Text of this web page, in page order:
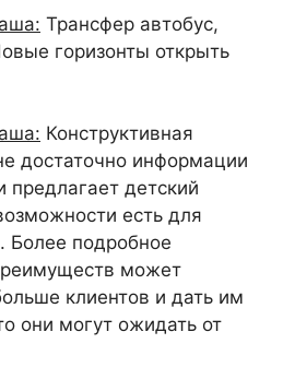
Трансфер автобус,
горизонты открыть
Конструктивная
достаточно информации
предлагает детский
есть для
Более подробное
может
клиентов и дать им
они могут ожидать от